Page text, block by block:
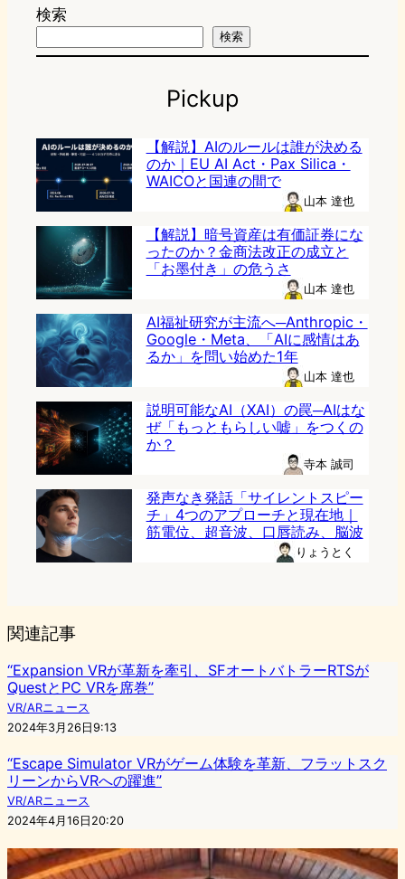
検索
検索
Pickup
【解説】AIのルールは誰が決める
のか｜EU AI Act・Pax Silica・
WAICOと国連の間で
山本 達也
【解説】暗号資産は有価証券にな
ったのか？金商法改正の成立と
「お墨付き」の危うさ
山本 達也
AI福祉研究が主流へ─Anthropic・
Google・Meta、「AIに感情はあ
るか」を問い始めた1年
山本 達也
説明可能なAI（XAI）の罠─AIはな
ぜ「もっともらしい嘘」をつくの
か？
寺本 誠司
発声なき発話「サイレントスピー
チ」4つのアプローチと現在地｜
筋電位、超音波、口唇読み、脳波
りょうとく
関連記事
“Expansion VRが革新を牽引、SFオートバトラーRTSが
QuestとPC VRを席巻”
VR/ARニュース
2024年3月26日9:13
“Escape Simulator VRがゲーム体験を革新、フラットスク
リーンからVRへの躍進”
VR/ARニュース
2024年4月16日20:20